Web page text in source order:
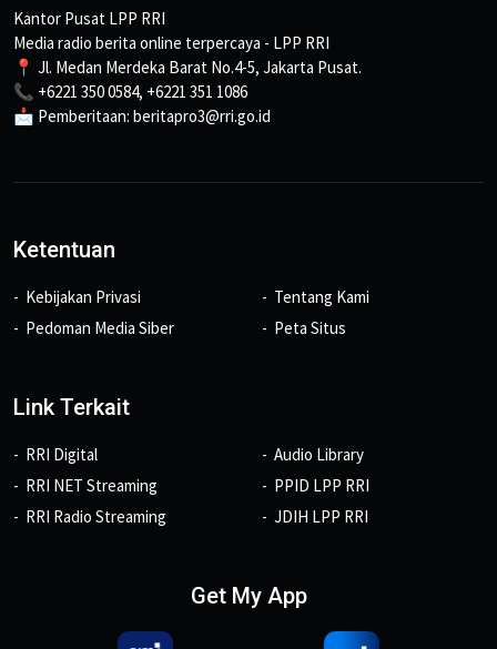
Kantor Pusat LPP RRI
Media radio berita online terpercaya - LPP RRI
📍 Jl. Medan Merdeka Barat No.4-5, Jakarta Pusat.
📞 +6221 350 0584, +6221 351 1086
📩 Pemberitaan: beritapro3@rri.go.id
Ketentuan
Kebijakan Privasi
Pedoman Media Siber
Tentang Kami
Peta Situs
Link Terkait
RRI Digital
RRI NET Streaming
RRI Radio Streaming
Audio Library
PPID LPP RRI
JDIH LPP RRI
Get My App